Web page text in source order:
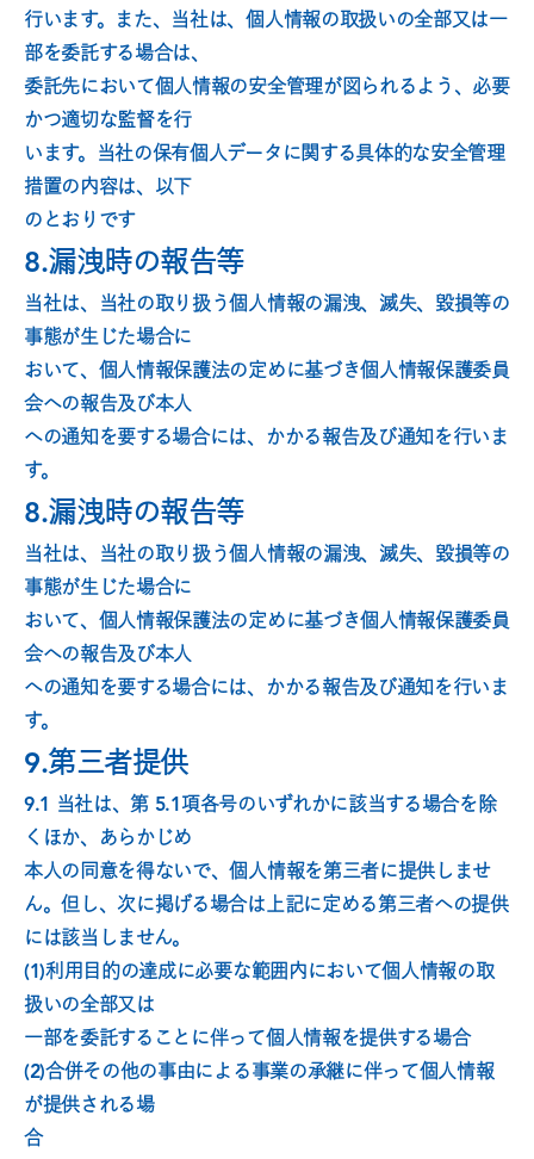
行います。また、当社は、個人情報の取扱いの全部又は一
部を委託する場合は、
委託先において個人情報の安全管理が図られるよう、必要
かつ適切な監督を行
います。当社の保有個人データに関する具体的な安全管理
措置の内容は、以下
のとおりです
8.漏洩時の報告等
当社は、当社の取り扱う個人情報の漏洩、滅失、毀損等の
事態が生じた場合に
おいて、個人情報保護法の定めに基づき個人情報保護委員
会への報告及び本人
への通知を要する場合には、かかる報告及び通知を行いま
す。
8.漏洩時の報告等
当社は、当社の取り扱う個人情報の漏洩、滅失、毀損等の
事態が生じた場合に
おいて、個人情報保護法の定めに基づき個人情報保護委員
会への報告及び本人
への通知を要する場合には、かかる報告及び通知を行いま
す。
9.第三者提供
9.1 当社は、第 5.1項各号のいずれかに該当する場合を除
くほか、あらかじめ
本人の同意を得ないで、個人情報を第三者に提供しませ
ん。但し、次に掲げる場合は上記に定める第三者への提供
には該当しません。
(1)利用目的の達成に必要な範囲内において個人情報の取
扱いの全部又は
一部を委託することに伴って個人情報を提供する場合
(2)合併その他の事由による事業の承継に伴って個人情報
が提供される場
合